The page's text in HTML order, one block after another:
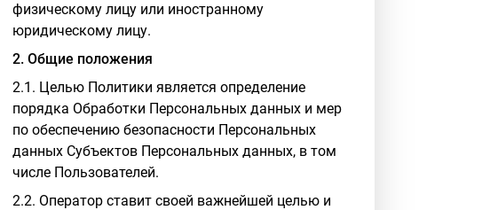
физическому лицу или иностранному
юридическому лицу.
2. Общие положения
2.1. Целью Политики является определение
порядка Обработки Персональных данных и мер
по обеспечению безопасности Персональных
данных Субъектов Персональных данных, в том
числе Пользователей.
2.2. Оператор ставит своей важнейшей целью и